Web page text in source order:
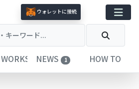
ウォレットに接続
WORKS NEWS 1 HOW TO